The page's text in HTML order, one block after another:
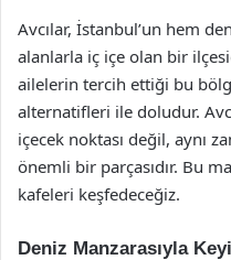
Avcılar, İstanbul’un hem
alanlarla iç içe olan bir
ailelerin tercih ettiği bu
alternatifleri ile doludur.
içecek noktası değil, aynı
önemli bir parçasıdır. Bu
kafeleri keşfedeceğiz.
Deniz Manzarasıyla